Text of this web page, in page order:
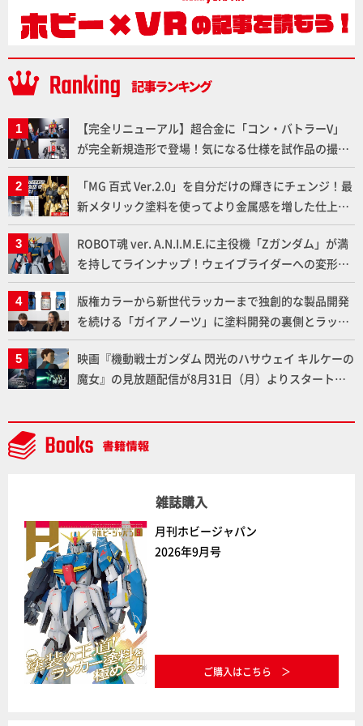
【完全リニューアル】超合金に「コン・バトラーV」
が完全新規造形で登場！気になる仕様を試作品の撮り
下ろしでご紹介!!さらに「大鉄人17」＆「ワンエイ
ト」セット情報もお届け！【超合金の魂】
「MG 百式 Ver.2.0」を自分だけの輝きにチェンジ！最
新メタリック塗料を使ってより金属感を増した仕上が
りに!!【試し読み】
ROBOT魂 ver. A.N.I.M.E.に主役機「Zガンダム」が満
を持してラインナップ！ウェイブライダーへの変形、
劇中どおりのプロポーションを再現【機動戦士Zガン
ダム】
版権カラーから新世代ラッカーまで独創的な製品開発
を続ける「ガイアノーツ」に塗料開発の裏側とラッカ
ー塗料の未来についてインタビュー！
映画『機動戦士ガンダム 閃光のハサウェイ キルケーの
魔女』の見放題配信が8月31日（月）よりスタート！
雑誌購入
月刊ホビージャパン
2026年9月号
ご購入はこちら